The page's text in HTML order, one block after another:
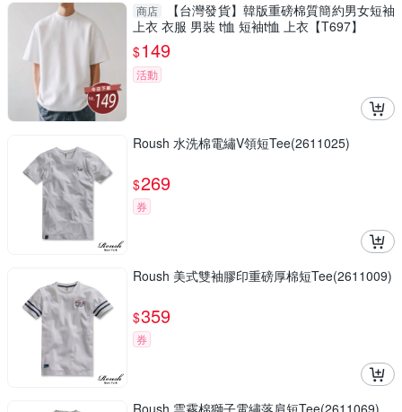
商店
【台灣發貨】韓版重磅棉質簡約男女短袖
上衣 衣服 男裝 t恤 短袖t恤 上衣【T697】
$149
活動
Roush 水洗棉電繡V領短Tee(2611025)
$269
券
Roush 美式雙袖膠印重磅厚棉短Tee(2611009)
$359
券